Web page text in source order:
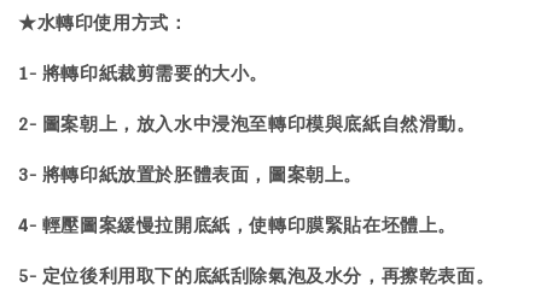
★水轉印使用方式：
1- 將轉印紙裁剪需要的大小。
2- 圖案朝上，放入水中浸泡至轉印模與底紙自然滑動。
3- 將轉印紙放置於胚體表面，圖案朝上。
4- 輕壓圖案緩慢拉開底紙，使轉印膜緊貼在坯體上。
5- 定位後利用取下的底紙刮除氣泡及水分，再擦乾表面。